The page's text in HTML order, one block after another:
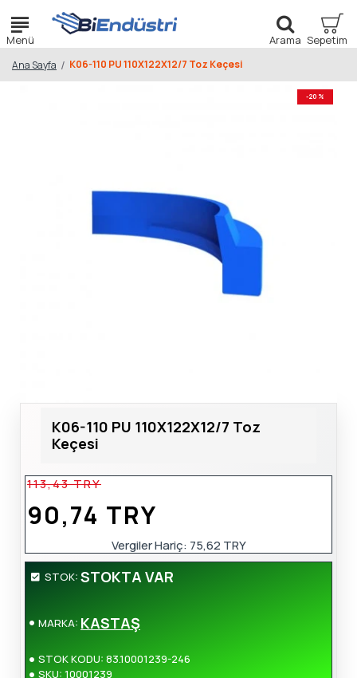
Ana Sayfa K06-110 PU 110X122X12/7 Toz Keçesi
-20 %
K06-110 PU 110X122X12/7 Toz
Keçesi
STOK: STOKTA VAR
MARKA: KASTAŞ
STOK KODU: 83.10001239-246
SKU: 10001239
90,74 TRY
113,43 TRY
Vergiler Hariç: 75,62 TRY